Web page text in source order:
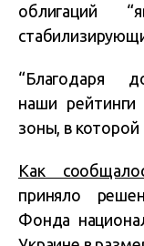
облигаций
“Благодаря
наши
зоны, в которой
Как
приняло
Фонда